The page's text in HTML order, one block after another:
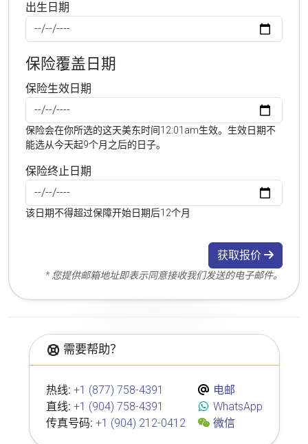
出生日期
保险覆盖日期
保险生效日期
保险会在你所选的这天美东时间12:01am生效。生效日期不
能选从今天起9个月之后的日子。
保险终止日期
该日期不得超过保障开始日期后12个月
获取报价
* 您提供邮箱地址即表示同意接收我们发送的电子邮件。
需要帮助？
热线: +1 (877) 758-4391
直线: +1 (904) 758-4391
传真号码: +1 (904) 212-0412
电邮
WhatsApp
微信